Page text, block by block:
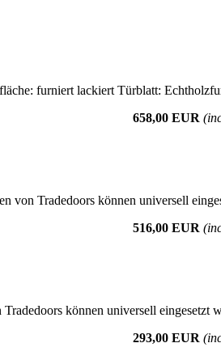
furniert lackiert Türblatt:
658,00 EUR
von Tradedoors können universell
516,00 EUR
können universell eingesetzt
293,00 EUR